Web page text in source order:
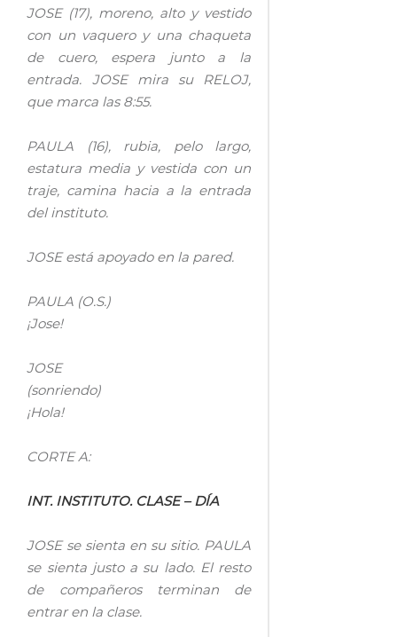
JOSE (17), moreno, alto y vestido
con un vaquero y una chaqueta
de cuero, espera junto a la
entrada. JOSE mira su RELOJ,
que marca las 8:55.
PAULA (16), rubia, pelo largo,
estatura media y vestida con un
traje, camina hacia a la entrada
del instituto.
JOSE está apoyado en la pared.
PAULA (O.S.)
¡Jose!
JOSE
(sonriendo)
¡Hola!
CORTE A:
INT. INSTITUTO. CLASE – DÍA
JOSE se sienta en su sitio. PAULA
se sienta justo a su lado. El resto
de compañeros terminan de
entrar en la clase.